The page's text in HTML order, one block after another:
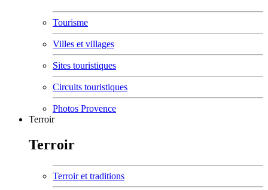
Tourisme
Villes et villages
Sites touristiques
Circuits touristiques
Photos Provence
Terroir
Terroir
Terroir et traditions